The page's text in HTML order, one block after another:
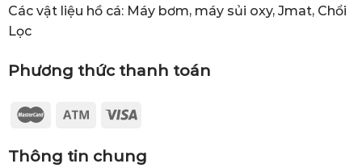
Các vật liệu hồ cá: Máy bơm, máy sủi oxy, Jmat, Chổi
Lọc
Phương thức thanh toán
Thông tin chung